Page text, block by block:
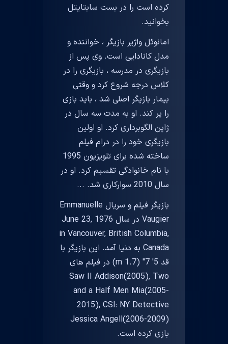
کرده است را در بست سابتایتل
بخوانید.
امانوئل واژیر بازیگر ، خواننده و
مدل کانادایی است. وی پس از
بازیگری در مدرسه ، بازیگری را در
کلاس درجه شروع کرد و وقتی
بیمار بازیگر اصلی شد ، باید بازی
را پر کند. او به مدت سه سال در
ژاپن الگوبرداری کرد. او اولین
بازیگری خود را در درام فیلم
ساخته شده برای تلویزیون 1995
با نام خانوادگی تقسیم کرد. او در
سال 2010 سوارکاری شد. ...
بازیگر فیلم و سریال Emmanuelle
Vaugier در سال June 23, 1976
in Vancouver, British Columbia,
Canada به دنیا آمد. این بازیگر با
قد 5' 7" (1.7 m) در فیلم های
Saw II Addison(2005), Two
and a Half Men Mia(2005-
2015), CSI: NY Detective
Jessica Angell(2006-2009)
بازی کرده است.